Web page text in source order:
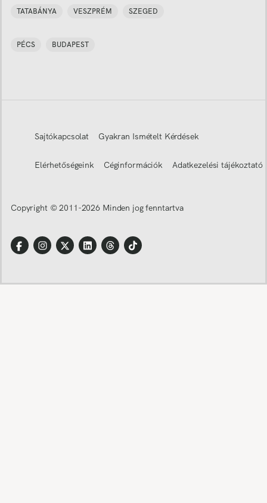
TATABÁNYA VESZPRÉM SZEGED
PÉCS BUDAPEST
Sajtókapcsolat Gyakran Ismételt Kérdések
Elérhetőségeink Céginformációk Adatkezelési tájékoztató
Copyright © 2011-2026 Minden jog fenntartva